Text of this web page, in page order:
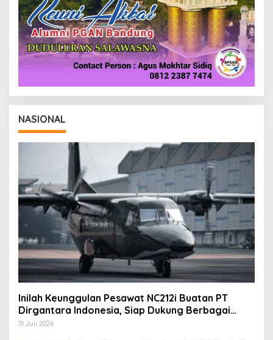
NASIONAL
Inilah Keunggulan Pesawat NC212i Buatan PT
Dirgantara Indonesia, Siap Dukung Berbagai
Operasi TNI
31 Juli 2026